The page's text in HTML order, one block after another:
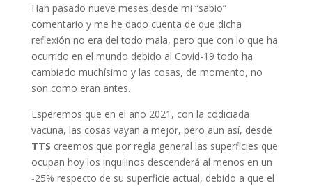
Han pasado nueve meses desde mi “sabio”
comentario y me he dado cuenta de que dicha
reflexión no era del todo mala, pero que con lo que ha
ocurrido en el mundo debido al Covid-19 todo ha
cambiado muchísimo y las cosas, de momento, no
son como eran antes.
Esperemos que en el año 2021, con la codiciada
vacuna, las cosas vayan a mejor, pero aun así, desde
TTS creemos que por regla general las superficies que
ocupan hoy los inquilinos descenderá al menos en un
-25% respecto de su superficie actual, debido a que el